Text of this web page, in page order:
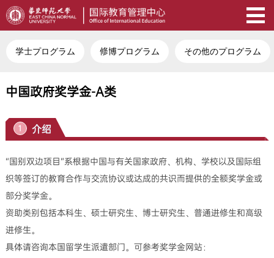
学士プログラム 修博プログラム その他のプログラム
中国政府奖学金-A类
1 介绍
“国别双边项目”系根据中国与有关国家政府、机构、学校以及国际组
织等签订的教育合作与交流协议或达成的共识而提供的全额奖学金或
部分奖学金。
资助类别包括本科生、硕士研究生、博士研究生、普通进修生和高级
进修生。
具体请咨询本国留学生派遣部门。可参考奖学金网站：